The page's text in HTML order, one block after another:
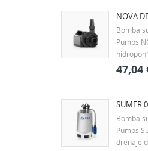
NOVA
Bomba
Pumps
DBM
bomba
para la
agua en
47,04
SUMER
Bomba
Pumps
drenaje